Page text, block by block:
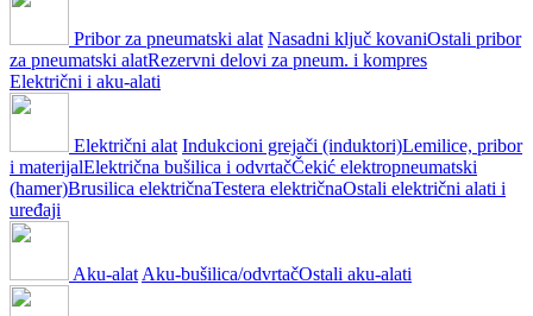
Pribor za pneumatski alat Nasadni ključ kovaniOstali pribor
za pneumatski alatRezervni delovi za pneum. i kompres
Električni i aku-alati
Električni alat Indukcioni grejači (induktori)Lemilice, pribor
i materijalElektrična bušilica i odvrtačČekić elektropneumatski
(hamer)Brusilica električnaTestera električnaOstali električni alati i
uređaji
Aku-alat Aku-bušilica/odvrtačOstali aku-alati